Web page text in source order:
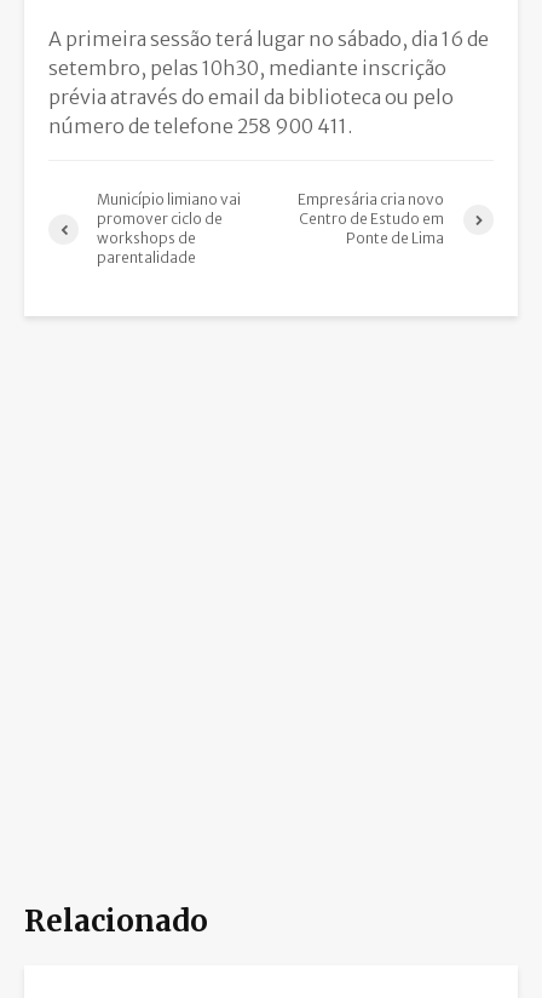
A primeira sessão terá lugar no sábado, dia 16 de
setembro, pelas 10h30, mediante inscrição
prévia através do email da biblioteca ou pelo
número de telefone 258 900 411.
Município limiano vai
promover ciclo de
workshops de
parentalidade
Empresária cria novo
Centro de Estudo em
Ponte de Lima
Relacionado